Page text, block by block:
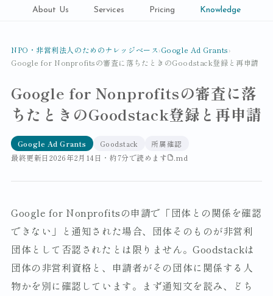
About Us Services Pricing Knowledge
NPO・非営利法人のためのナレッジベース›Google Ad Grants›
Google for Nonprofitsの審査に落ちたときのGoodstack登録と再申請
Google for Nonprofitsの審査に落
ちたときのGoodstack登録と再申請
Google Ad Grants Goodstack 所属確認
最終更新日2026年2月14日 ・ 約7分で読めます .md
Google for Nonprofitsの申請で「団体との関係を確認
できない」と通知された場合、団体そのものが非営利
団体として否認されたとは限りません。Goodstackは
団体の非営利資格と、申請者がその団体に関係する人
物かを別に確認しています。まず通知文を読み、どち